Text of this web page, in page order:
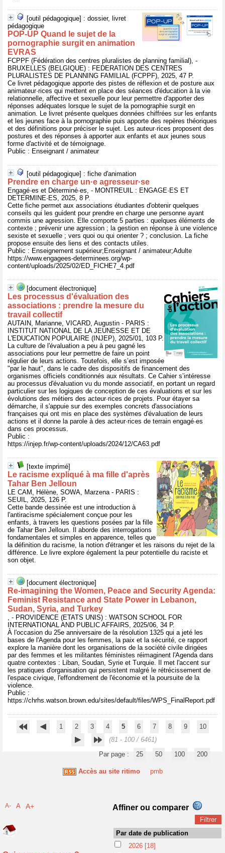
[outil pédagogique] : dossier, livret
pédagogique
POP-UP Quand le sujet de la
pornographie surgit en animation
EVRAS
FCPPF (Fédération des centres pluralistes de planning familial), -
BRUXELLES (BELGIQUE) : FEDERATION DES CENTRES
PLURALISTES DE PLANNING FAMILIAL (FCPPF), 2025, 47 P.
Ce livret pédagogique apporte des pistes de réflexion et de posture aux
animateur·rices qui mettent en place des séances d'éducation à la vie
relationnelle, affective et sexuelle pour leur permettre d'apporter des
réponses adéquates lorsque le sujet de la pornographie surgit en
animation. Le livret présente quelques données chiffrées sur les enfants
et les jeunes face à la pornographie puis apporte des repères théoriques
et des définitions pour préciser le sujet. Les auteur·rices proposent des
postures et des réponses à apporter aux enfants et aux jeunes sous
forme d'activité et de témoignage.
Public : Enseignant / animateur
[outil pédagogique] : fiche d'animation
Prendre en charge un·e agresseur·se
Engagé·es et Déterminé·es, - MONTREUIL : ENGAGE·ES ET
DETERMINE·ES, 2025, 8 P.
Cette fiche permet aux associations étudiantes d'obtenir quelques
conseils qui les guident pour prendre en charge une personne ayant
commis une agression. Elle comporte 5 parties : quelques éléments de
contexte ; prévenir une agression ; la gestion en réponse à une violence
sexiste et sexuelle ; vers quoi ou qui orienter ? ; conclusion. La fiche
propose ensuite des liens et des contacts utiles.
Public : Enseignement supérieur;Enseignant / animateur;Adulte
https://www.engagees-determinees.org/wp-
content/uploads/2025/02/ED_FICHE7_4.pdf
[document électronique]
Les processus d'évaluation des
associations : prendre la mesure du
travail collectif
AUTAIN, Marianne, VICARD, Augustin - PARIS :
INSTITUT NATIONAL DE LA JEUNESSE ET DE
L'EDUCATION POPULAIRE (INJEP), 2025/01, 103 P.
La culture de l'évaluation a peu à peu gagné les
associations pour leur permettre de faire un point
régulier de leurs actions. Toutefois, elle s’est imposée
"par le haut", dans le cadre des dispositifs de financement des
organismes officiels conditionnés aux résultats. Ce Cahier s’intéresse
au processus d'évaluation vu du monde associatif, en portant un regard
particulier sur les logiques de conception de ces évaluations et sur les
évolutions des métiers des acteur·rices de projets. Pour étayer sa
démarche, il s'appuie sur des exemples concrets d'associations
françaises qui ont mis en place des systèmes d'évaluation de leurs
actions et il donne la parole à des acteur·rices de terrain engagé·es
dans ces processus.
Public :
https://injep.fr/wp-content/uploads/2024/12/CA63.pdf
[texte imprimé]
Le racisme expliqué à ma fille d'après
Tahar Ben Jelloun
LE CAM, Hélène, SOWA, Marzena - PARIS :
SEUIL, 2025, 126 P.
Cette bande dessinée est une introduction à
l'antiracisme spécialement conçue pour les
enfants, à travers les questions posées par la fille
de Tahar Ben Jelloun. Il aborde des interrogations
fondamentales et simples en apparence, telles que
la définition du racisme, la notion d'étranger et les raisons du rejet de la
différence. Le livre explore également la peur potentielle du raciste et
son objet.
[document électronique]
Re-imagining the Women, Peace and Security Agenda:
Feminist Resistance and State Power in Lebanon,
Sudan, Syria, and Turkey
, - PROVIDENCE (ETATS UNIS) : WATSON SCHOOL FOR
INTERNATIONAL AND PUBLIC AFFAIRS, 2025/06, 34 P.
À l'occasion du 25e anniversaire de la résolution 1325 qui a jeté les
bases de l'Agenda pour les femmes, la paix et la sécurité, ce rapport
explore la manière dont les organisations de la société civile dirigées
par des femmes et les militantes féministes réimaginent l'Agenda dans
quatre contextes : Liban, Soudan, Syrie et Turquie. Il met l'accent sur
les pratiques d'organisation qui persistent malgré le rétrécissement de
l'espace civique, l'effondrement de l'économie et la poursuite de la
violence.
Public :
https://chrhs.watson.brown.edu/sites/default/files/WPS_FinalReport.pdf
1 2 3 4 5 6 7 8 9
10
(81 - 100 / 6461)
Par page :
25 50 100 200
Accès au site ritimo pmb
A- A A+ Affiner ou comparer
Par date de publication
2026 [18]